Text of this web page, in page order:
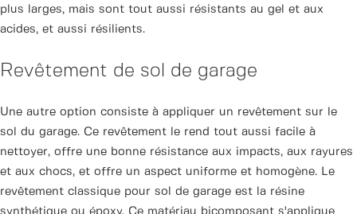
plus larges, mais sont tout aussi résistants au gel et aux
acides, et aussi résilients.
Revêtement de sol de garage
Une autre option consiste à appliquer un revêtement sur le
sol du garage. Ce revêtement le rend tout aussi facile à
nettoyer, offre une bonne résistance aux impacts, aux rayures
et aux chocs, et offre un aspect uniforme et homogène. Le
revêtement classique pour sol de garage est la résine